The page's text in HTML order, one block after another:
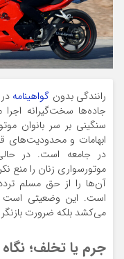
رانندگی بدون گواهینامه
جاده‌ها سخت‌گیرانه
سنگینی بر سر بانوان
ابهامات و محدودیت‌های
در جامعه است. در
موتورسواری زنان را منع
آن‌ها را از حق مسلم
است. این وضعیتی است
می‌کشد بلکه ضرورت
جرم یا تخلف؛